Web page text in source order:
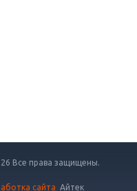
Все права защищены.
сайта Айтек